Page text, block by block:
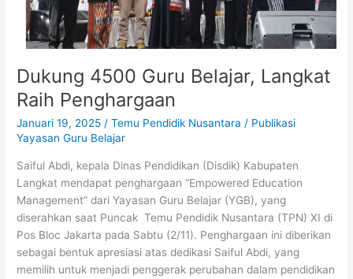
Dukung 4500 Guru Belajar, Langkat
Raih Penghargaan
Januari 19, 2025 /Temu Pendidik Nusantara / Publikasi
Yayasan Guru Belajar
Saiful Abdi, kepala Dinas Pendidikan (Disdik) Kabupaten
Langkat mendapat penghargaan “Empowered Education
Management” dari Yayasan Guru Belajar (YGB), yang
diserahkan saat Puncak Temu Pendidik Nusantara (TPN) XI di
Pos Bloc Jakarta pada Sabtu (2/11). Penghargaan ini diberikan
sebagai bentuk apresiasi atas dedikasi Saiful Abdi, yang
memilih untuk menjadi penggerak perubahan dalam pendidikan